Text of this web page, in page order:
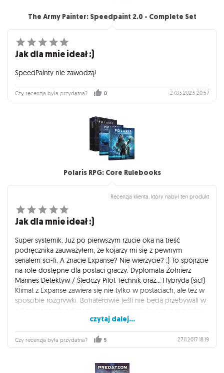
The Army Painter: Speedpaint 2.0 - Complete Set
Jak dla mnie ideał :)
SpeedPainty nie zawodzą!
Czy recenzja była przydatna? 0 27.03.2023 20:57
Polaris RPG: Core Rulebooks
Recenzja klienta, który nabył ten produkt
Jak dla mnie ideał :)
Super systemik. Już po pierwszym rzucie oka na treść
podręcznika zauważyłem, że kojarzy mi się z pewnym
serialem sci-fi. A znacie Expanse? Nie wierzycie? :) To spójrzcie
na role dostępne dla postaci graczy: Dyplomata Żołnierz
Marines Detektyw / Śledczy Pilot Technik oraz... Hybryda (sic!)
Klimat z Expanse zawiera się nie tylko w postaciach, ale też w
sposobie rozgrywki. Bohaterowie jeśli nie będą przebywali w
podwodnych) habitatach, to pewnie będą przemierzali
przestrzeń (podwodną) na swoim (lub czyimś) statku
(podwodnym). Polecam, ze względu na klimat i konstrukcję
świata, które od samego początku narzucają ciekawe
ciśnienie (ok. 113,3MPa) oraz mnóstwo napięcia (zwłaszcza
czytaj dalej...
Czy recenzja była przydatna? 5 27.11.2017 18:19